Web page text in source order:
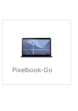
Pixelbook-Go